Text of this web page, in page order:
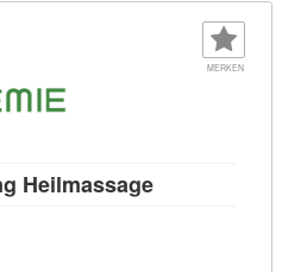
MERKEN
HeilmassageKursdetail: